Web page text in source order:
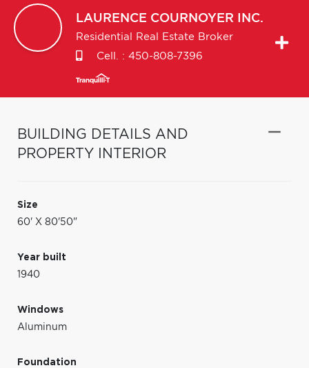
LAURENCE COURNOYER INC.
Residential Real Estate Broker
Cell. : 450-808-7396
BUILDING DETAILS AND
PROPERTY INTERIOR
Size
60' X 80'50"
Year built
1940
Windows
Aluminum
Foundation